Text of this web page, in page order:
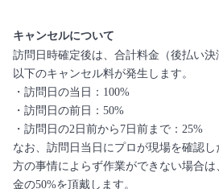
キャンセルについて
訪問日時確定後は、合計料金（後払い
以下のキャンセル料が発生します。
・訪問日の当日：100%
・訪問日の前日：50%
・訪問日の2日前から7日前まで：25%
なお、訪問日当日にプロが現場を確認
方の事情によらず作業ができない場合
金の50%を頂戴します。